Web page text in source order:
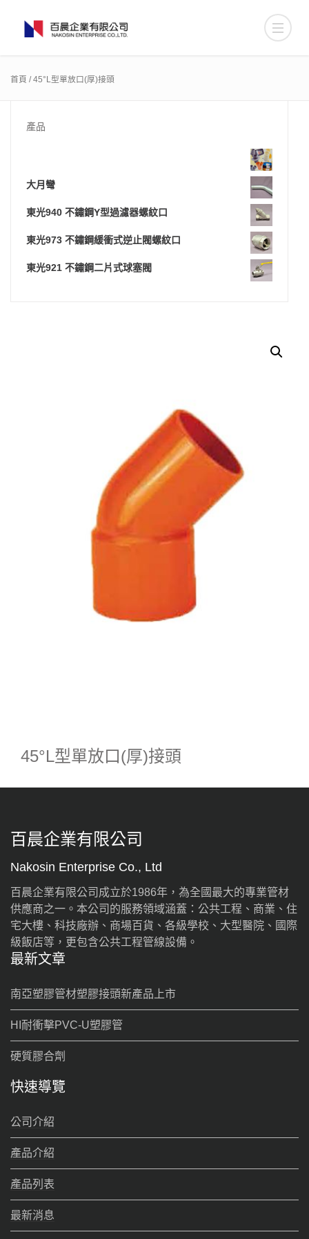
首頁 / 45°L型單放口(厚)接頭
產品
大月彎
東光940 不鏽鋼Y型過濾器螺紋口
東光973 不鏽鋼緩衝式逆止閥螺紋口
東光921 不鏽鋼二片式球塞閥
45°L型單放口(厚)接頭
百晨企業有限公司
Nakosin Enterprise Co., Ltd
百晨企業有限公司成立於1986年，為全國最大的專業管材
供應商之一。本公司的服務領域涵蓋：公共工程、商業、住
宅大樓、科技廠辦、商場百貨、各級學校、大型醫院、國際
級飯店等，更包含公共工程管線設備。
最新文章
南亞塑膠管材塑膠接頭新產品上市
HI耐衝擊PVC-U塑膠管
硬質膠合劑
快速導覽
公司介紹
產品介紹
產品列表
最新消息